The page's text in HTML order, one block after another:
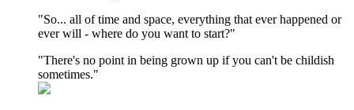
"So... all of time and space, everything that ever happened or
ever will - where do you want to start?"
"There's no point in being grown up if you can't be childish
sometimes."